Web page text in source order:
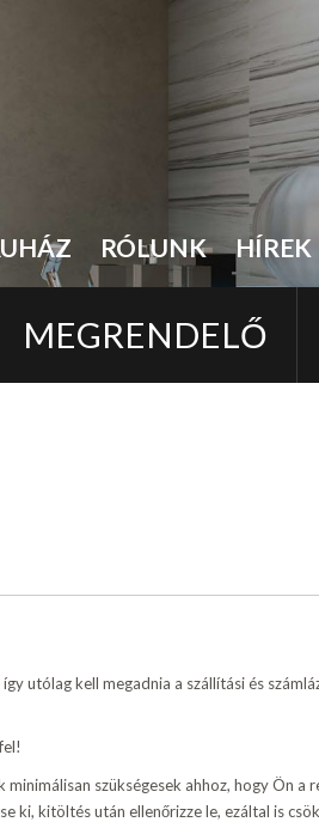
RÓLUNK HÍREK
MEGRENDELŐ
utólag kell megadnia a szállítási és
szükségesek ahhoz, hogy Ön
kitöltés után ellenőrizze le, ezáltal is